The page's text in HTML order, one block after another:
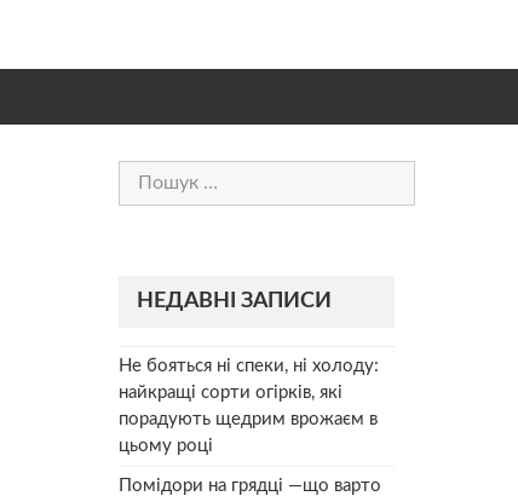
Пошук:
НЕДАВНІ ЗАПИСИ
Не бояться ні спеки, ні холоду:
найкращі сорти огірків, які
порадують щедрим врожаєм в
цьому році
Помідори на грядці —що варто